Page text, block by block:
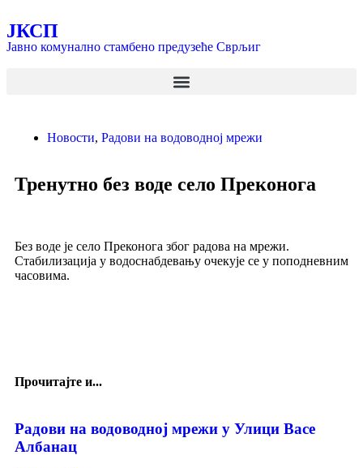
ЈКСП
Јавно комунално стамбено предузеће Сврљиг
Новости, Радови на водоводној мрежи
Тренутно без воде село Преконога
Без воде је село Преконога због радова на мрежи.
Стабилизација у водоснабдевању очекује се у поподневним
часовима.
Прочитајте и...
Радови на водоводној мрежи у Улици Васе
Албанац